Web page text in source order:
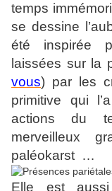
temps
se dessine
été inspirée
laissées sur la
vous) par les
primitive qui
actions du
merveilleux
paléokarst …
Elle est